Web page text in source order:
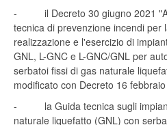
- il Decreto 30 giugno 2021
tecnica di prevenzione incendi per
realizzazione e l'esercizio di
GNL, L-GNC e L-GNC/GNL per
serbatoi fissi di gas naturale
modificato con Decreto 16
- la Guida tecnica sugli
naturale liquefatto (GNL) con